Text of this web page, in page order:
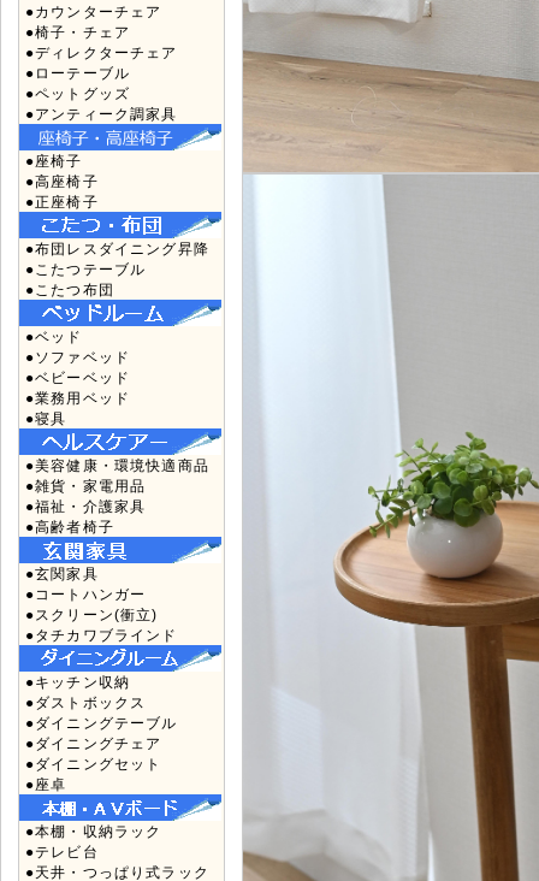
●カウンターチェア
●椅子・チェア
●ディレクターチェア
●ローテーブル
●ペットグッズ
●アンティーク調家具
●座椅子
●高座椅子
●正座椅子
●布団レスダイニング昇降
●こたつテーブル
●こたつ布団
●ベッド
●ソファベッド
●ベビーベッド
●業務用ベッド
●寝具
●美容健康・環境快適商品
●雑貨・家電用品
●福祉・介護家具
●高齢者椅子
●玄関家具
●コートハンガー
●スクリーン(衝立)
●タチカワブラインド
●キッチン収納
●ダストボックス
●ダイニングテーブル
●ダイニングチェア
●ダイニングセット
●座卓
●本棚・収納ラック
●テレビ台
●天井・つっぱり式ラック